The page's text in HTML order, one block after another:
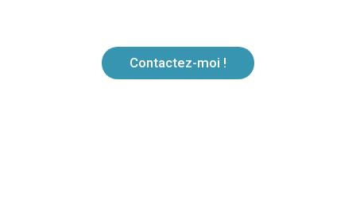
Contactez-moi !